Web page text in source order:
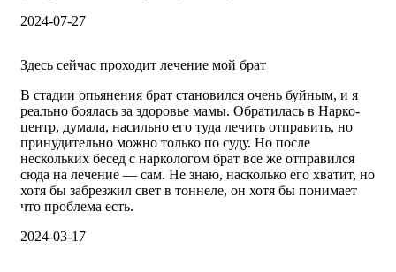
2024-07-27
Здесь сейчас проходит лечение мой брат
В стадии опьянения брат становился очень буйным, и я
реально боялась за здоровье мамы. Обратилась в Нарко-
центр, думала, насильно его туда лечить отправить, но
принудительно можно только по суду. Но после
нескольких бесед с наркологом брат все же отправился
сюда на лечение — сам. Не знаю, насколько его хватит, но
хотя бы забрезжил свет в тоннеле, он хотя бы понимает
что проблема есть.
2024-03-17